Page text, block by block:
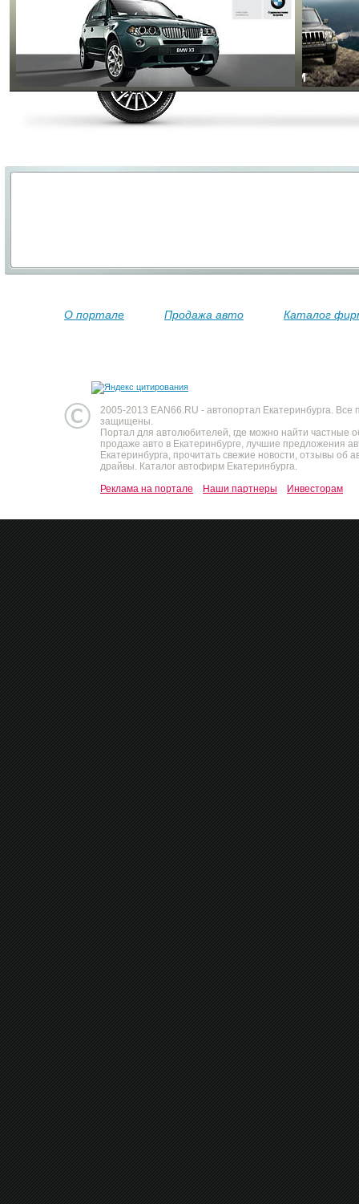
О портале Продажа авто Каталог
2005-2013 EAN66.RU - автопортал Екатеринбурга. Все
защищены.
Портал для автолюбителей, где можно найти частные
продаже авто в Екатеринбурге, лучшие предложения
Екатеринбурга, прочитать свежие новости, отзывы об
драйвы. Каталог автофирм Екатеринбурга.
Реклама на портале
Наши партнеры Инвесторам